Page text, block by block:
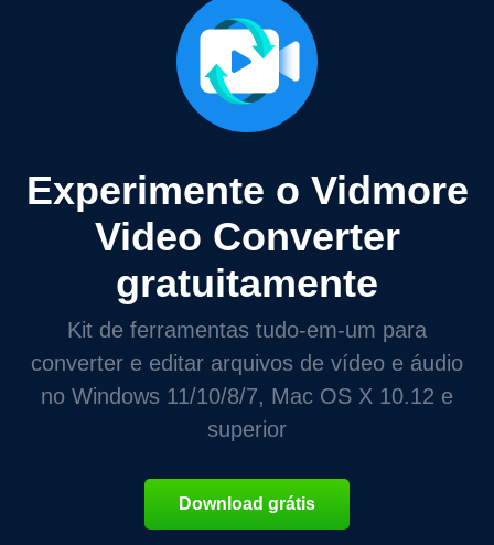
Experimente o Vidmore
Video Converter
gratuitamente
Kit de ferramentas tudo-em-um para
converter e editar arquivos de vídeo e áudio
no Windows 11/10/8/7, Mac OS X 10.12 e
superior
Download grátis